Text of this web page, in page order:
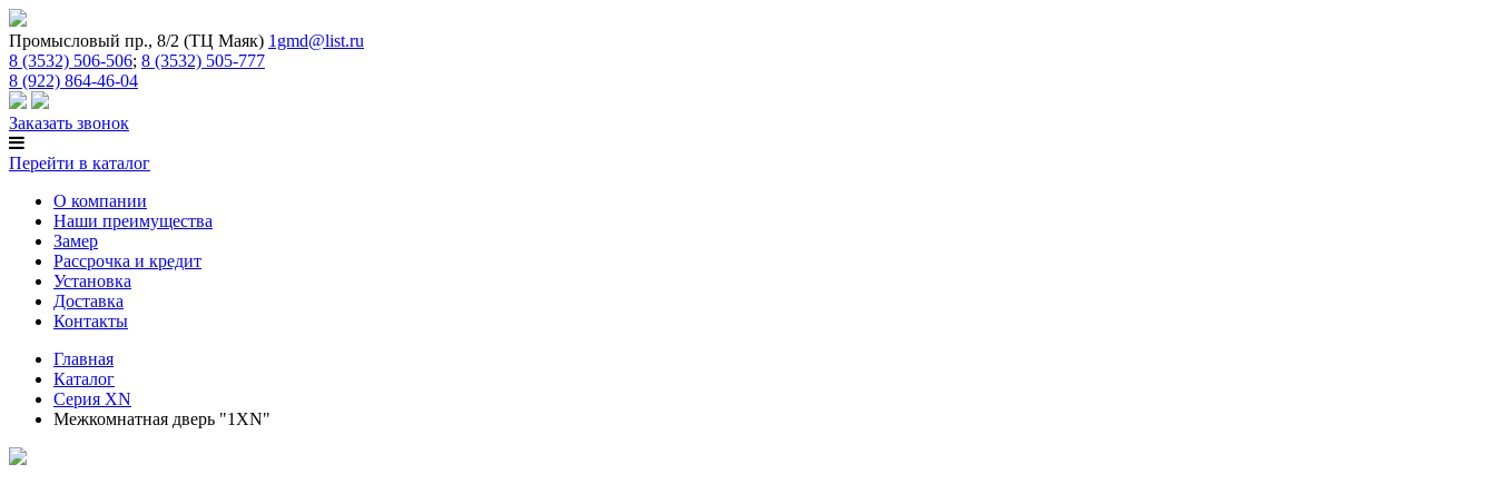
Промысловый пр., 8/2 (ТЦ Маяк) 1gmd@list.ru
8 (3532) 506-506; 8 (3532) 505-777
8 (922) 864-46-04
Заказать звонок
Перейти в каталог
О компании
Наши преимущества
Замер
Рассрочка и кредит
Установка
Доставка
Контакты
Главная
Каталог
Серия XN
Межкомнатная дверь "1XN"